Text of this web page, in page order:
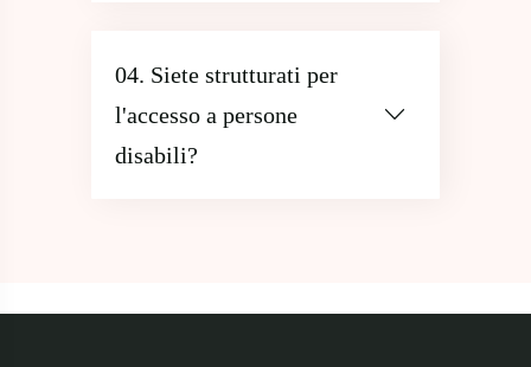
04. Siete strutturati per
l'accesso a persone
disabili?